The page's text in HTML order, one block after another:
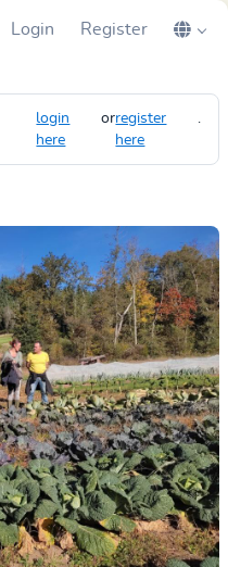
Login Register
login
here
orregister
here
.